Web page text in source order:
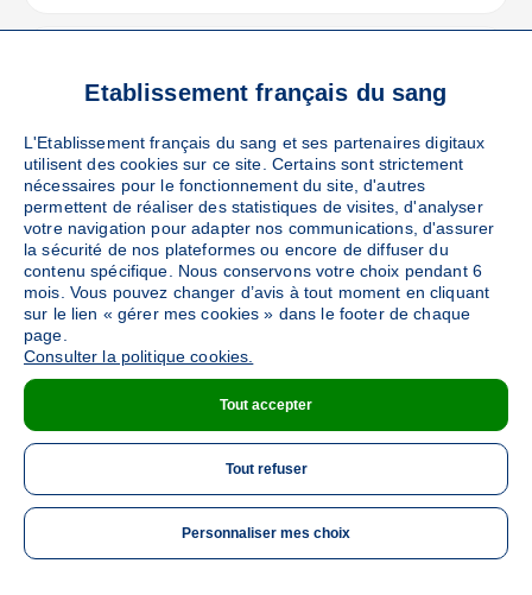
ME
Collecte Mobile Sang
Du mercredi 07 au jeudi 08 octobre de 14h à 18h30
Le vendredi 09 octobre de 12h à 16h30
369 places disponibles
PRENDRE RENDEZ-VOUS
Etablissement français du sang
L'Etablissement français du sang et ses partenaires digitaux
utilisent des cookies sur ce site. Certains sont strictement
nécessaires pour le fonctionnement du site, d'autres
permettent de réaliser des statistiques de visites, d'analyser
votre navigation pour adapter nos communications, d'assurer
la sécurité de nos plateformes ou encore de diffuser du
contenu spécifique. Nous conservons votre choix pendant 6
mois. Vous pouvez changer d’avis à tout moment en cliquant
sur le lien « gérer mes cookies » dans le footer de chaque
page.
Consulter la politique cookies.
Tout accepter
Tout refuser
Personnaliser mes choix